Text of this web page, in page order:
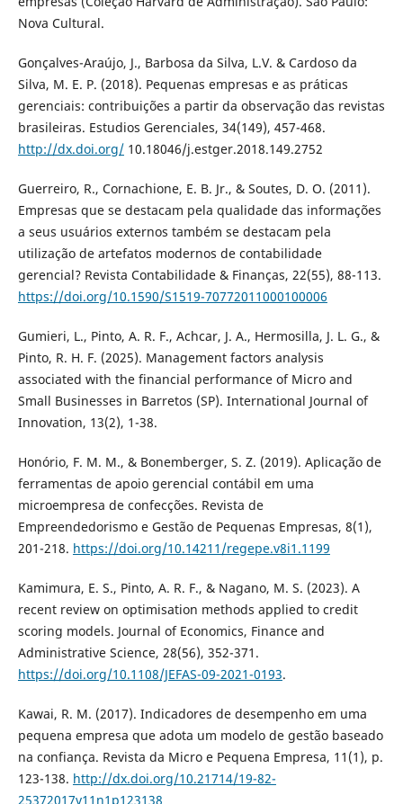
Nova Cultural.
Gonçalves-Araújo, J., Barbosa da Silva, L.V. & Cardoso da
Silva, M. E. P. (2018). Pequenas empresas e as práticas
gerenciais: contribuições a partir da observação das revistas
brasileiras. Estudios Gerenciales, 34(149), 457-468.
http://dx.doi.org/10.18046/j.estger.2018.149.2752
Guerreiro, R., Cornachione, E. B. Jr., & Soutes, D. O. (2011).
Empresas que se destacam pela qualidade das informações
a seus usuários externos também se destacam pela
utilização de artefatos modernos de contabilidade
gerencial? Revista Contabilidade & Finanças, 22(55), 88-113.
https://doi.org/10.1590/S1519-70772011000100006
Gumieri, L., Pinto, A. R. F., Achcar, J. A., Hermosilla, J. L. G., &
Pinto, R. H. F. (2025). Management factors analysis
associated with the financial performance of Micro and
Small Businesses in Barretos (SP). International Journal of
Innovation, 13(2), 1-38.
Honório, F. M. M., & Bonemberger, S. Z. (2019). Aplicação de
ferramentas de apoio gerencial contábil em uma
microempresa de confecções. Revista de
Empreendedorismo e Gestão de Pequenas Empresas, 8(1),
201-218. https://doi.org/10.14211/regepe.v8i1.1199
Kamimura, E. S., Pinto, A. R. F., & Nagano, M. S. (2023). A
recent review on optimisation methods applied to credit
scoring models. Journal of Economics, Finance and
Administrative Science, 28(56), 352-371.
https://doi.org/10.1108/JEFAS-09-2021-0193.
Kawai, R. M. (2017). Indicadores de desempenho em uma
pequena empresa que adota um modelo de gestão baseado
na confiança. Revista da Micro e Pequena Empresa, 11(1), p.
123-138. http://dx.doi.org/10.21714/19-82-
25372017v11n1p123138